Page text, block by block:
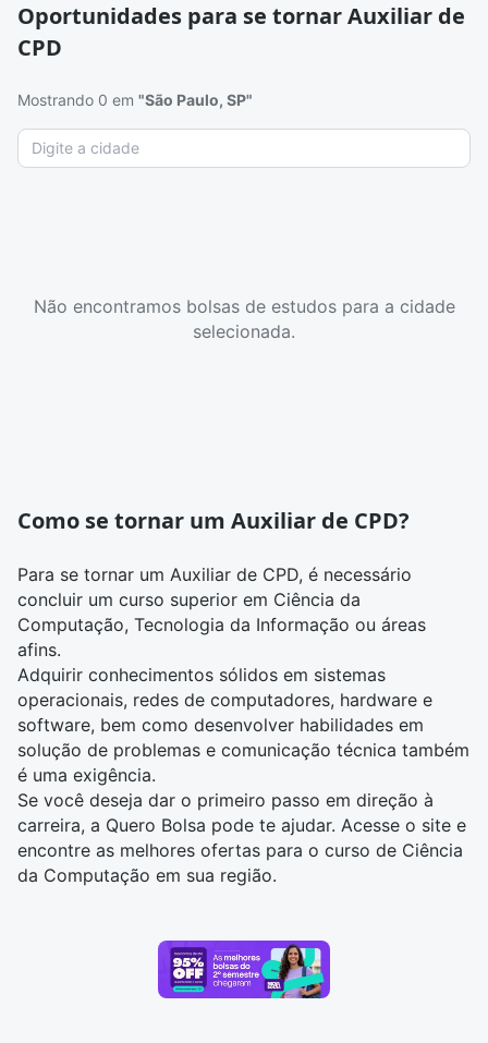
Oportunidades para se tornar Auxiliar de
CPD
Mostrando 0 em "São Paulo, SP"
Não encontramos bolsas de estudos para a cidade
selecionada.
Como se tornar um Auxiliar de CPD?
Para se tornar um Auxiliar de CPD, é necessário
concluir um curso superior em Ciência da
Computação, Tecnologia da Informação ou áreas
afins.
Adquirir conhecimentos sólidos em sistemas
operacionais, redes de computadores, hardware e
software, bem como desenvolver habilidades em
solução de problemas e comunicação técnica também
é uma exigência.
Se você deseja dar o primeiro passo em direção à
carreira, a Quero Bolsa pode te ajudar. Acesse o site e
encontre as melhores ofertas para o curso de Ciência
da Computação em sua região.